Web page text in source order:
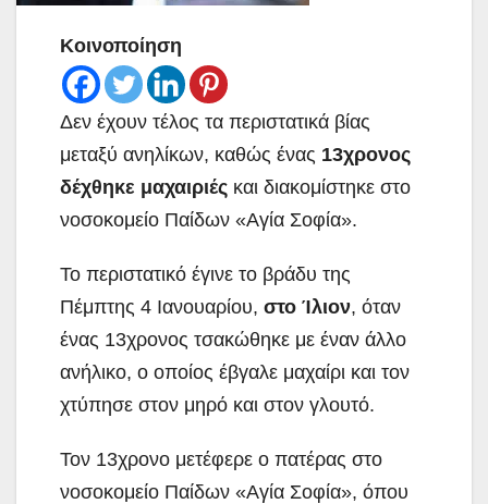
Κοινοποίηση
Δεν έχουν τέλος τα περιστατικά βίας
μεταξύ ανηλίκων, καθώς ένας 13χρονος
δέχθηκε μαχαιριές και διακομίστηκε στο
νοσοκομείο Παίδων «Αγία Σοφία».
Το περιστατικό έγινε το βράδυ της
Πέμπτης 4 Ιανουαρίου, στο Ίλιον, όταν
ένας 13χρονος τσακώθηκε με έναν άλλο
ανήλικο, ο οποίος έβγαλε μαχαίρι και τον
χτύπησε στον μηρό και στον γλουτό.
Τον 13χρονο μετέφερε ο πατέρας στο
νοσοκομείο Παίδων «Αγία Σοφία», όπου